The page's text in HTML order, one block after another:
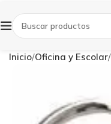
Inicio Oficina y Escolar